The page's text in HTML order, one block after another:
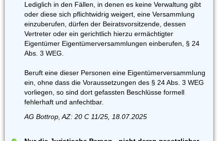
Lediglich in den Fällen, in denen es keine Verwaltung gibt
oder diese sich pflichtwidrig weigert, eine Versammlung
einzuberufen, dürfen der Beiratsvorsitzende, dessen
Vertreter oder ein gerichtlich hierzu ermächtigter
Eigentümer Eigentümerversammlungen einberufen, § 24
Abs. 3 WEG.
Beruft eine dieser Personen eine EigentümerversammIung
ein, ohne dass die Voraussetzungen des § 24 Abs. 3 WEG
vorliegen, so sind dort gefassten Beschlüsse formell
fehlerhaft und anfechtbar.
AG Bottrop, AZ: 20 C 11/25, 18.07.2025